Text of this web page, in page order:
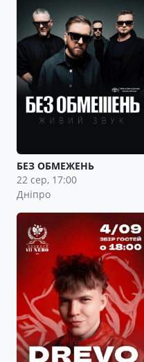
БЕЗ ОБМЕЖЕНЬ
22 сер, 17:00
Дніпро